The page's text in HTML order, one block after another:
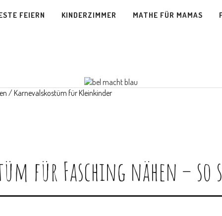
FEIERN KINDERZIMMER MATHE FÜR MAMAS
für Fasching nähen –